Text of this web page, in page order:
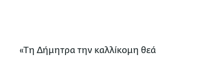
«Τη Δήμητρα την καλλίκομη θεά